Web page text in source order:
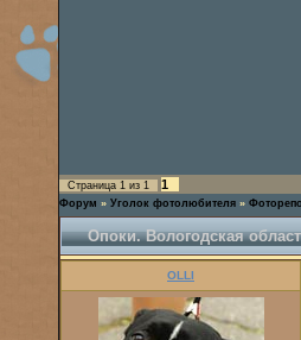
Страница 1 из 1 1
Форум » Уголок фотолюбителя »
Опоки. Вологодская
OLLI